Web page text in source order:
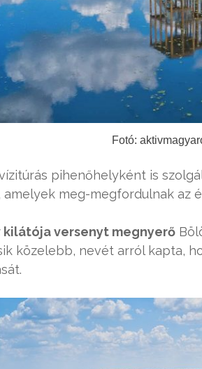
Fotó:
pihenőhelyként is
meg-megfordulnak az
kilátója versenyt megnyerő
közelebb, nevét arról kapta,